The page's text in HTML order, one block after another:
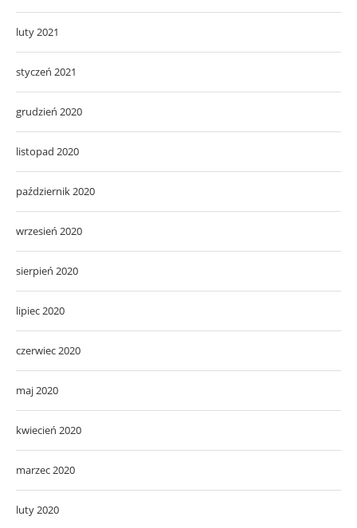
luty 2021
styczeń 2021
grudzień 2020
listopad 2020
październik 2020
wrzesień 2020
sierpień 2020
lipiec 2020
czerwiec 2020
maj 2020
kwiecień 2020
marzec 2020
luty 2020